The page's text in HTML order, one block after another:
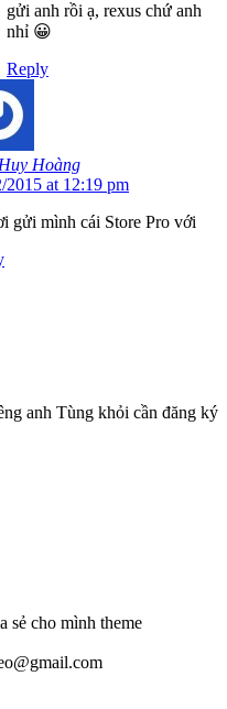
gửi anh rồi ạ, rexus chứ anh
nhỉ 😀
Reply
Hoàng
2015 at 12:19 pm
gửi mình cái Store Pro với
anh Tùng khỏi cần đăng ký
sẻ cho mình theme